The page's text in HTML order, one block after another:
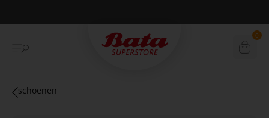
Betaal achteraf met Klarna 0
schoenen